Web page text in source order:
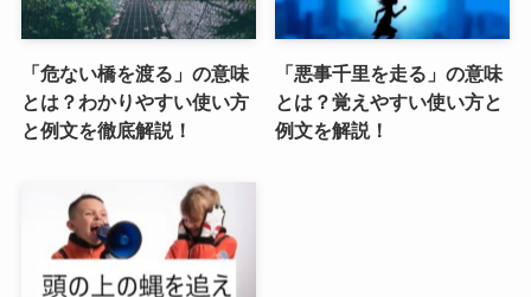
「危ない橋を渡る」の意味
とは？わかりやすい使い方
と例文を徹底解説！
「悪事千里を走る」の意味
とは？覚えやすい使い方と
例文を解説！